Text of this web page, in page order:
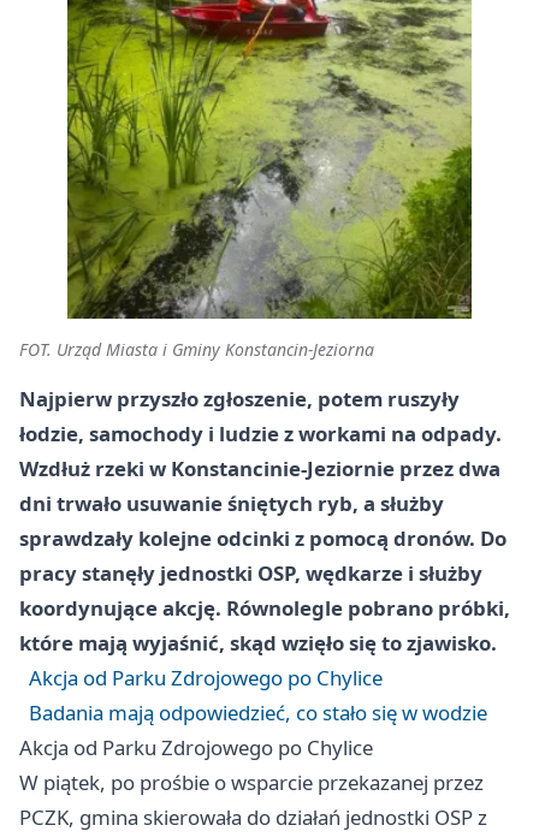
FOT. Urząd Miasta i Gminy Konstancin-Jeziorna
Najpierw przyszło zgłoszenie, potem ruszyły
łodzie, samochody i ludzie z workami na odpady.
Wzdłuż rzeki w Konstancinie-Jeziornie przez dwa
dni trwało usuwanie śniętych ryb, a służby
sprawdzały kolejne odcinki z pomocą dronów. Do
pracy stanęły jednostki OSP, wędkarze i służby
koordynujące akcję. Równolegle pobrano próbki,
które mają wyjaśnić, skąd wzięło się to zjawisko.
Akcja od Parku Zdrojowego po Chylice
Badania mają odpowiedzieć, co stało się w wodzie
Akcja od Parku Zdrojowego po Chylice
W piątek, po prośbie o wsparcie przekazanej przez
PCZK, gmina skierowała do działań jednostki OSP z